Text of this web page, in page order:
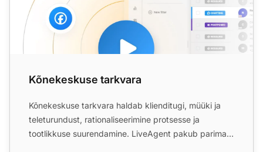
Kõnekeskuse tarkvara
Kõnekeskuse tarkvara haldab klienditugi, müüki ja
teleturundust, rationaliseerimine protsesse ja
tootlikkuse suurendamine. LiveAgent pakub parimat